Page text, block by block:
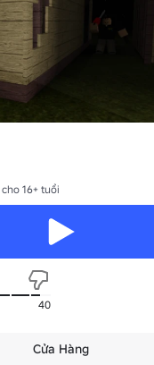
16+ tuổi
40
Cửa Hàng